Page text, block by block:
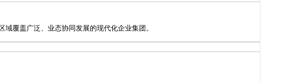
覆盖广泛、业态协同发展的现代化企业集团。